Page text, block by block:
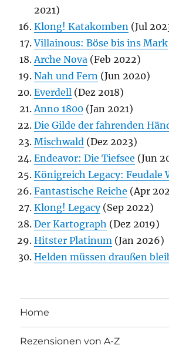
2021)
Klong! Katakomben (Jul
Villainous: Böse bis ins Mark
Arche Nova (Feb 2022)
Nah und Fern (Jun 2020)
Everdell (Dez 2018)
Anno 1800 (Jan 2021)
Die Gilde der fahrenden
Mischwald (Dez 2023)
Endeavor: Die Tiefsee (Jun
Königreich Legacy: Feudale
Fantastische Reiche (Apr
Klong! Legacy(Sep 2022)
Der Kartograph (Dez 2019)
Hitster Platinum (Jan 2026)
Helden müssen draußen
Home
Rezensionen von A-Z